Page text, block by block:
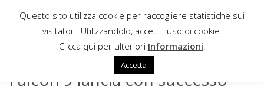
Sotto il contenuto
Falcon 9 lancia con successo
Questo sito utilizza cookie per raccogliere statistiche sui
visitatori. Utilizzandolo, accetti l'uso di cookie.
Clicca qui per ulteriori Informazioni
Accetta